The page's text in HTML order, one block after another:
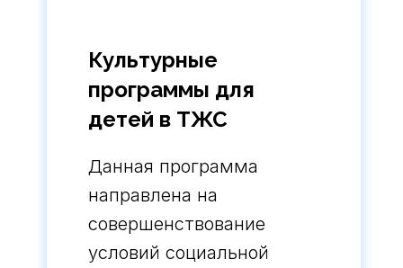
Культурные
программы для
детей в ТЖС
Данная программа
направлена на
совершенствование
условий социальной